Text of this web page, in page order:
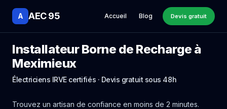
A AEC 95 Accueil Blog Devis gratuit
Installateur Borne de Recharge à
Meximieux
Électriciens IRVE certifiés · Devis gratuit sous 48h
Trouvez un artisan de confiance en moins de 2 minutes.